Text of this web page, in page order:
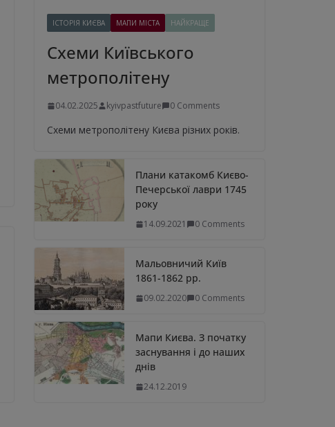
ІСТОРІЯ КИЄВА МАПИ МІСТА НАЙКРАЩЕ
Схеми Київського
метрополітену
04.02.2025 kyivpastfuture 0 Comments
Схеми метрополітену Києва різних років.
Плани катакомб Києво-
Печерської лаври 1745
року
14.09.2021 0 Comments
Мальовничий Київ
1861-1862 рр.
09.02.2020 0 Comments
Мапи Києва. З початку
заснування і до наших
днів
24.12.2019